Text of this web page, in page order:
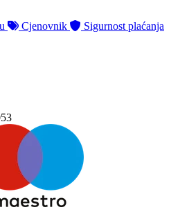
Cjenovnik Sigurnost plaćanja